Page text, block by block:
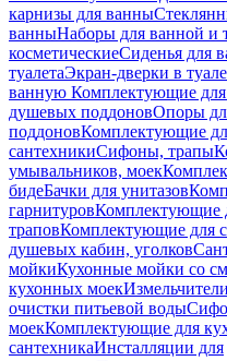
карнизы для ванны
ванныНаборы для ванной и
косметическиеСиденья для
туалетаЭкран-дверки в
ванную Комплектующие для
душевых поддоновОпоры
поддоновКомплектующие
сантехникиСифоны, трапы
умывальников, моек
бидеБачки для унитазов
гарнитуровКомплектующие
траповКомплектующие для
душевых кабин, уголков
мойкиКухонные мойки со
кухонных моек
очистки питьевой воды
моекКомплектующие для
сантехникаИнсталляции для